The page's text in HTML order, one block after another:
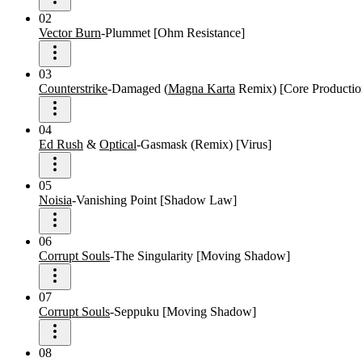
02
Vector Burn-Plummet [Ohm Resistance]
03
Counterstrike-Damaged (Magna Karta Remix) [Core
04
Ed Rush & Optical-Gasmask (Remix) [Virus]
05
Noisia-Vanishing Point [Shadow Law]
06
Corrupt Souls-The Singularity [Moving Shadow]
07
Corrupt Souls-Seppuku [Moving Shadow]
08